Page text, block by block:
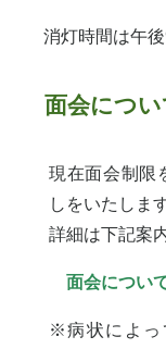
消灯時間は午後
面会につい
現在面会制限
しをいたします
詳細は下記案
面会につい
※病状によっ